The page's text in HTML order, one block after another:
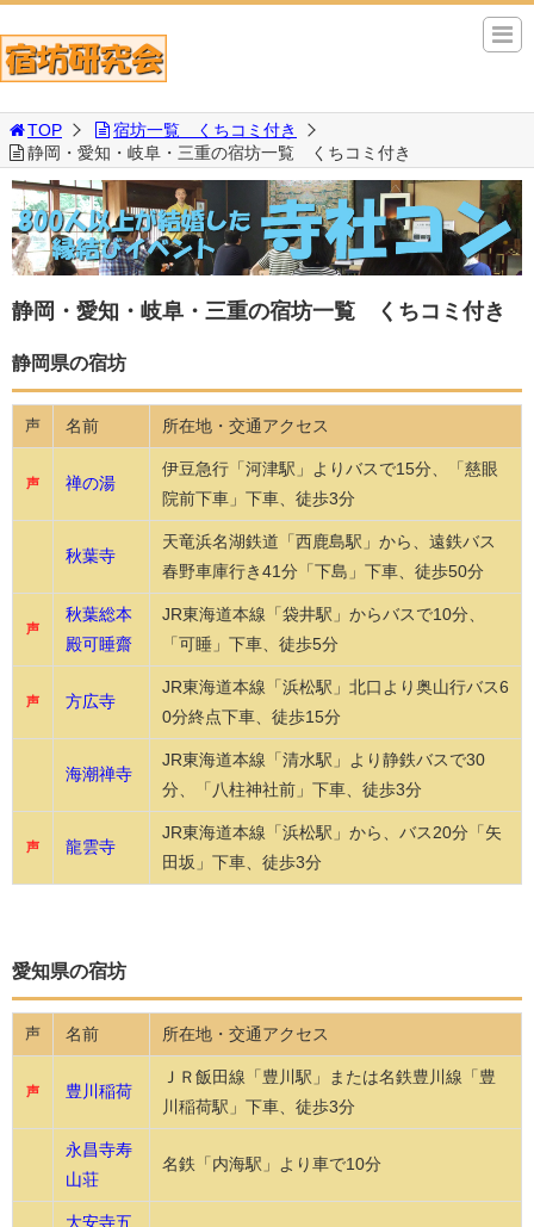
TOP
宿坊一覧 くちコミ付き
静岡・愛知・岐阜・三重の宿坊一覧 くちコミ付き
静岡・愛知・岐阜・三重の宿坊一覧 くちコミ付き
静岡県の宿坊
声 名前 所在地・交通アクセス
声 禅の湯
伊豆急行「河津駅」よりバスで15分、「慈眼
院前下車」下車、徒歩3分
秋葉寺
天竜浜名湖鉄道「西鹿島駅」から、遠鉄バス
春野車庫行き41分「下島」下車、徒歩50分
声
秋葉総本
殿可睡齋
JR東海道本線「袋井駅」からバスで10分、
「可睡」下車、徒歩5分
声 方広寺
JR東海道本線「浜松駅」北口より奥山行バス6
0分終点下車、徒歩15分
海潮禅寺
JR東海道本線「清水駅」より静鉄バスで30
分、「八柱神社前」下車、徒歩3分
声 龍雲寺
JR東海道本線「浜松駅」から、バス20分「矢
田坂」下車、徒歩3分
愛知県の宿坊
声 名前 所在地・交通アクセス
声 豊川稲荷
ＪＲ飯田線「豊川駅」または名鉄豊川線「豊
川稲荷駅」下車、徒歩3分
永昌寺寿
山荘
名鉄「内海駅」より車で10分
大安寺五